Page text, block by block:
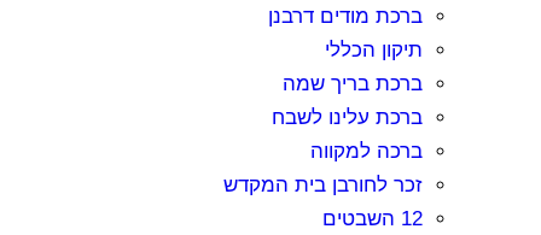
ברכת מודים דרבנן
תיקון הכללי
ברכת בריך שמה
ברכת עלינו לשבח
ברכה למקווה
זכר לחורבן בית המקדש